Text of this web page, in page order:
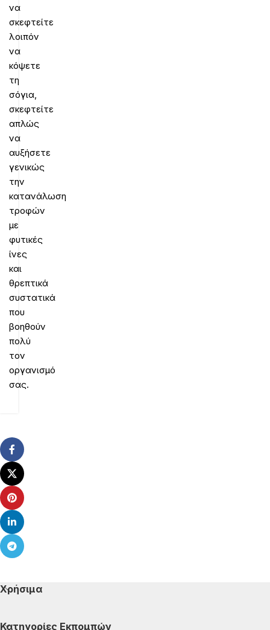
να
σκεφτείτε
λοιπόν
να
κόψετε
τη
σόγια,
σκεφτείτε
απλώς
να
αυξήσετε
γενικώς
την
κατανάλωση
τροφών
με
φυτικές
ίνες
και
θρεπτικά
συστατικά
που
βοηθούν
πολύ
τον
οργανισμό
σας.
Χρήσιμα
Κατηγορίες Εκπομπών